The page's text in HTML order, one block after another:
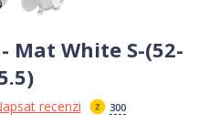
Mat White S-(52-
recenzi 300